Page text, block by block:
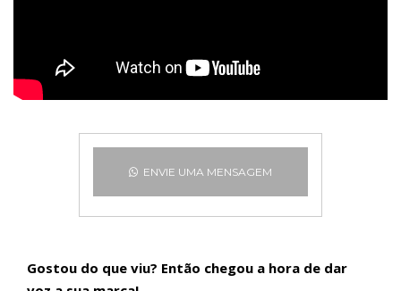
ENVIE UMA MENSAGEM
Gostou do que viu? Então chegou a hora de dar